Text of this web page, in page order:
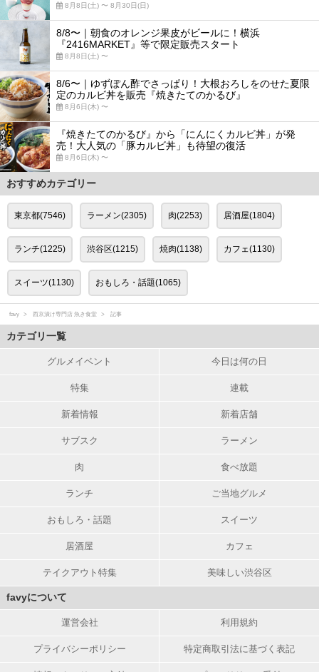
8月8日(土) 〜 8月30日(日)
8/8〜｜朝食のオレンジ果皮がビールに！横浜
『2416MARKET』等で限定販売スタート
8月8日(土) 〜
8/6〜｜ゆずぽん酢でさっぱり！大根おろしをのせた夏限
定のカルビ丼を販売『焼きたてのかるび』
8月6日(木) 〜
『焼きたてのかるび』から「にんにくカルビ丼」が発
売！大人気の「豚カルビ丼」も待望の復活
8月6日(木) 〜
おすすめカテゴリー
東京都(7546) ラーメン(2305) 肉(2253) 居酒屋(1804)
ランチ(1225) 渋谷区(1215) 焼肉(1138) カフェ(1130)
スイーツ(1130) おもしろ・話題(1065)
favy 西京漬け専門店 魚き食堂 記事
カテゴリ一覧
グルメイベント 今日は何の日
特集 連載
新着情報 新着店舗
サブスク ラーメン
肉 食べ放題
ランチ ご当地グルメ
おもしろ・話題 スイーツ
居酒屋 カフェ
テイクアウト特集 美味しい渋谷区
favyについて
運営会社 利用規約
プライバシーポリシー 特定商取引法に基づく表記